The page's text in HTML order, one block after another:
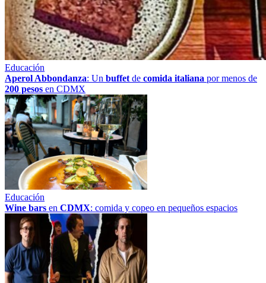
Educación
Aperol Abbondanza: Un buffet de comida italiana por menos de
200 pesos en CDMX
Educación
Wine bars en CDMX: comida y copeo en pequeños espacios